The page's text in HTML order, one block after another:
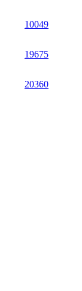
10049
19675
20360